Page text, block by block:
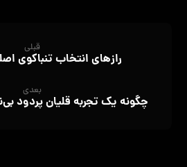
قبلی
رازهای انتخاب تنباکوی
بعدی
چگونه یک تجربه قلیان پردود